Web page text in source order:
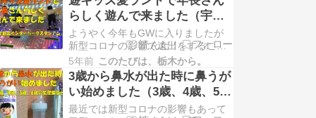
した。もちつまはチョロいオタク行
動力のあるオタクと定評があるので
す。 我が家のプリキュア事情 プリキ
ュアドリームステージに行ったとき
にもご紹介しました…
らしく遊んで来ました（宇都
宮インターパークスタジア
ム）
ようやく今年もGWに入りましたが
新型コロナの影響で遠出をすること
ができません。 近所にお出かけして
も飽きてしまうので、人が少ない開
店直後の宇都宮インターパークまで
お出かけして来ました。 さあ朝起き
て天気予報を見ると午前中は大丈夫
5年前 このたびは、栃木から。
3歳から鼻水が出た時に鼻うが
い始めました（3歳、4歳、5
歳、6歳の生理食塩水）
最近では新型コロナの影響もあって